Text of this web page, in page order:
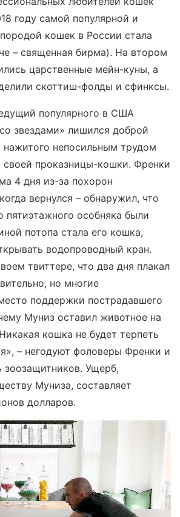
году самой популярной и
кошек в России стала
– священная бирма). На втором
царственные мейн-куны, а
скоттиш-фолды и сфинксы.
популярного в США
звездами» лишился доброй
нажитого непосильным трудом
своей проказницы-кошки. Френки
4 дня из-за похорон
вернулся – обнаружил, что
пятиэтажного особняка были
потопа стала его кошка,
водопроводный кран.
твиттере, что два дня плакал
но многие
поддержки пострадавшего
Муниз оставил животное на
кошка не будет терпеть
– негодуют фоловеры Френки и
зоозащитников. Ущерб,
Муниза, составляет
долларов.